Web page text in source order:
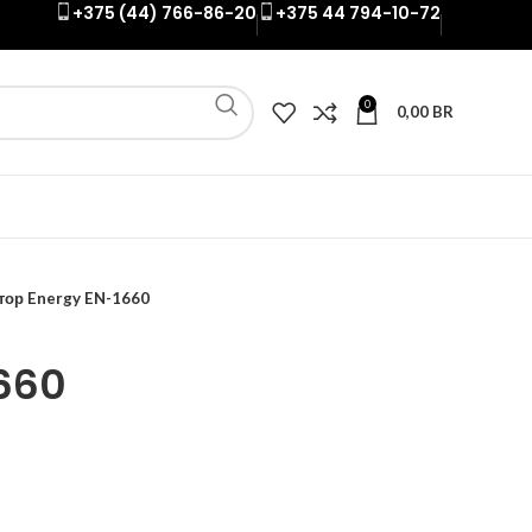
+375 (44) 766-86-20 +375 44 794-10-72
0 0,00 BR
Energy EN-1660